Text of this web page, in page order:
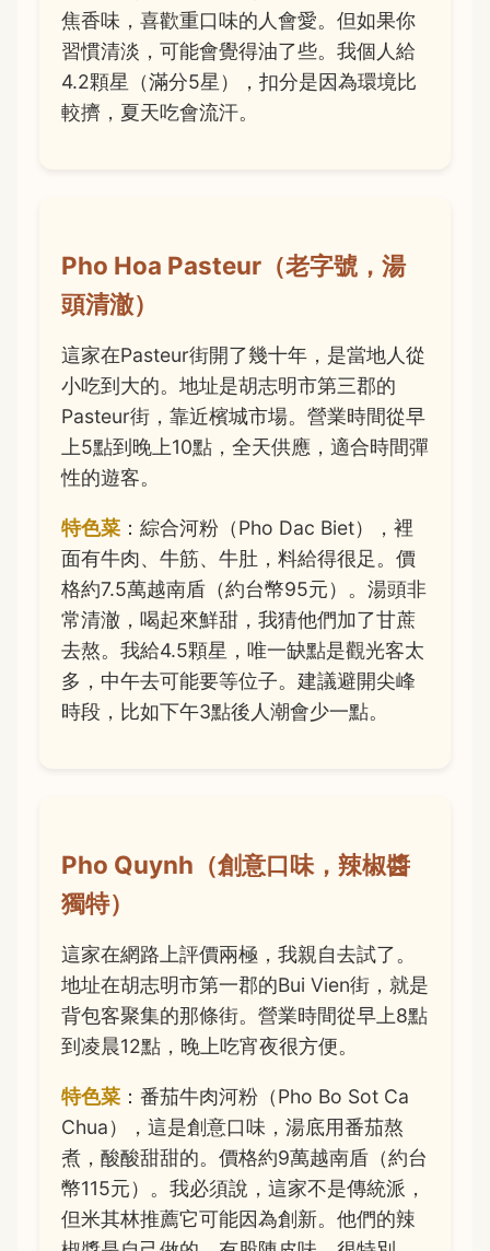
焦香味，喜歡重口味的人會愛。但如果你
習慣清淡，可能會覺得油了些。我個人給
4.2顆星（滿分5星），扣分是因為環境比
較擠，夏天吃會流汗。
Pho Hoa Pasteur（老字號，湯
頭清澈）
這家在Pasteur街開了幾十年，是當地人從
小吃到大的。地址是胡志明市第三郡的
Pasteur街，靠近檳城市場。營業時間從早
上5點到晚上10點，全天供應，適合時間彈
性的遊客。
特色菜 ：綜合河粉（Pho Dac Biet），裡
面有牛肉、牛筋、牛肚，料給得很足。價
格約7.5萬越南盾（約台幣95元）。湯頭非
常清澈，喝起來鮮甜，我猜他們加了甘蔗
去熬。我給4.5顆星，唯一缺點是觀光客太
多，中午去可能要等位子。建議避開尖峰
時段，比如下午3點後人潮會少一點。
Pho Quynh（創意口味，辣椒醬
獨特）
這家在網路上評價兩極，我親自去試了。
地址在胡志明市第一郡的Bui Vien街，就是
背包客聚集的那條街。營業時間從早上8點
到凌晨12點，晚上吃宵夜很方便。
特色菜 ：番茄牛肉河粉（Pho Bo Sot Ca
Chua），這是創意口味，湯底用番茄熬
煮，酸酸甜甜的。價格約9萬越南盾（約台
幣115元）。我必須說，這家不是傳統派，
但米其林推薦它可能因為創新。他們的辣